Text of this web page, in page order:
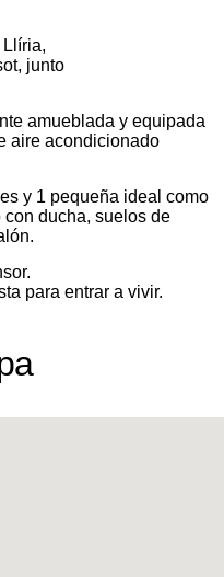
junto
amueblada y equipada
aire acondicionado
y 1 pequeña ideal como
ducha, suelos de
para entrar a vivir.